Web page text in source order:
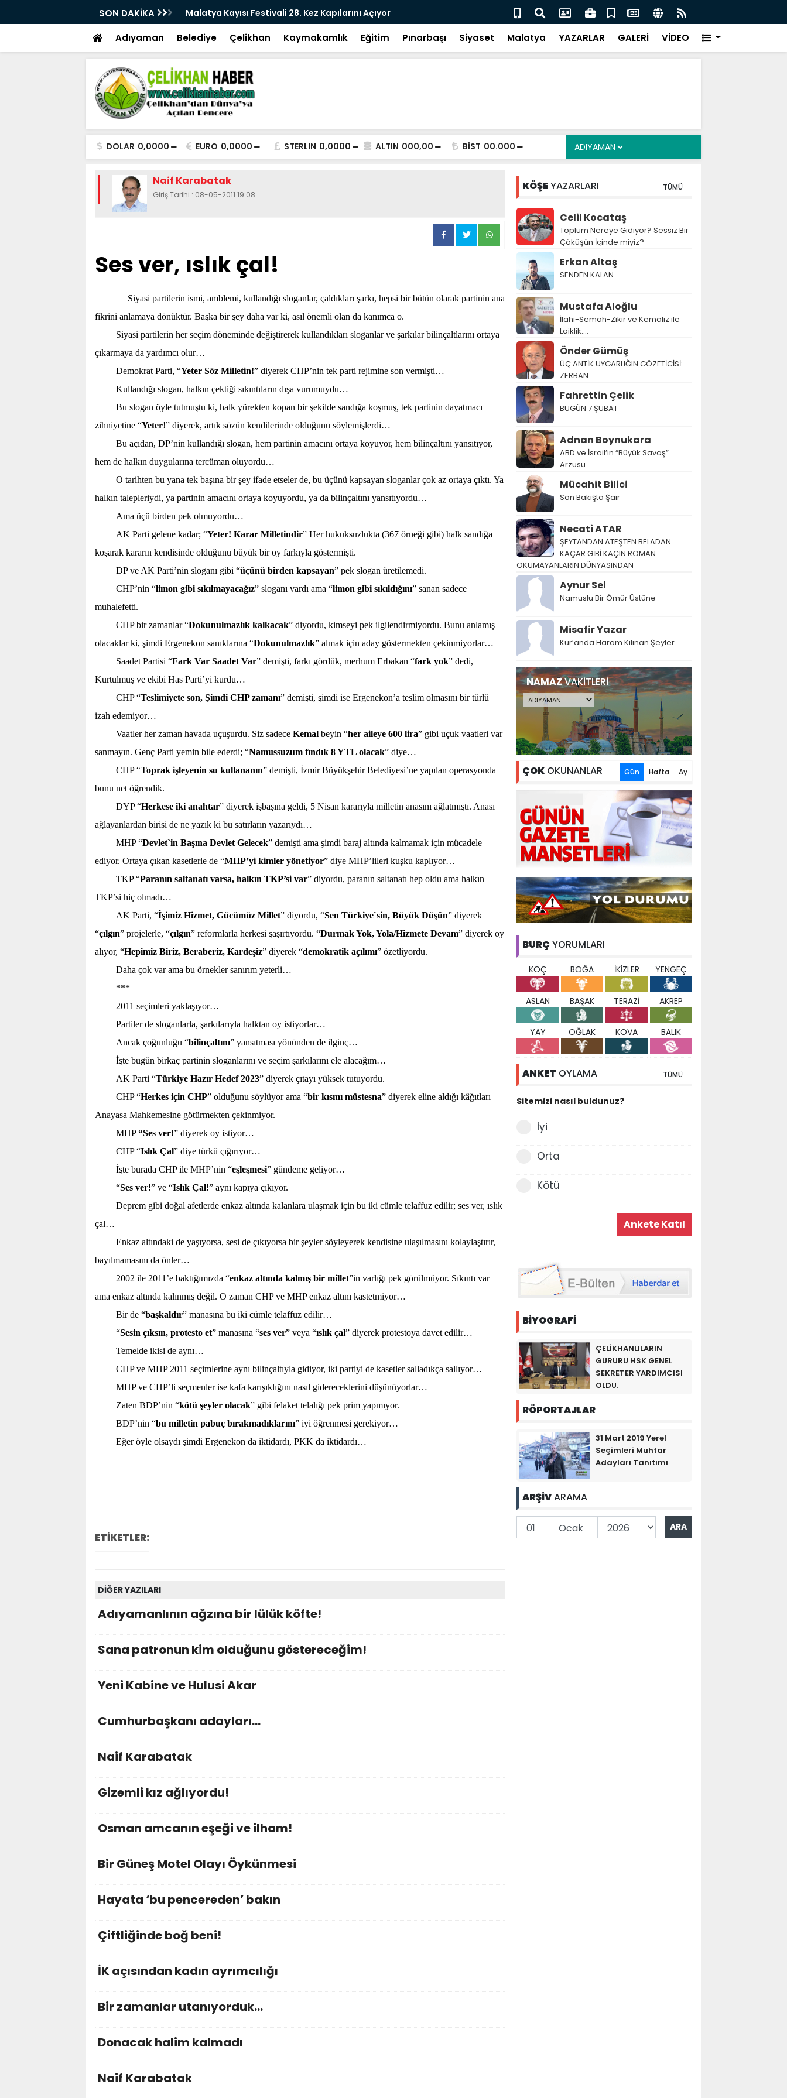
SON DAKİKA
Kez Kapılarını Açıyor Vesayetten Siyasete: DEM Parti’nin Tarihi Sınavı Milletvekili Alkayış, Cibuti’de diplomatik temaslarda bulundu
Adıyaman Belediye Çelikhan Kaymakamlık Eğitim Pınarbaşı Siyaset Malatya YAZARLAR GALERİ VİDEO
DOLAR 0,0000 EURO 0,0000 STERLIN 0,0000 ALTIN 000,00 BİST 00.000
Naif Karabatak
Giriş Tarihi : 08-05-2011 19:08
Ses ver, ıslık çal!
Siyasi partilerin ismi, amblemi, kullandığı sloganlar, çaldıkları şarkı, hepsi bir bütün olarak partinin ana
fikrini anlamaya dönüktür. Başka bir şey daha var ki, asıl önemli olan da kanımca o.
Siyasi partilerin her seçim döneminde değiştirerek kullandıkları sloganlar ve şarkılar bilinçaltlarını ortaya
çıkarmaya da yardımcı olur…
Demokrat Parti, “Yeter Söz Milletin!” diyerek CHP’nin tek parti rejimine son vermişti…
Kullandığı slogan, halkın çektiği sıkıntıların dışa vurumuydu…
Bu slogan öyle tutmuştu ki, halk yürekten kopan bir şekilde sandığa koşmuş, tek partinin dayatmacı
zihniyetine “Yeter!” diyerek, artık sözün kendilerinde olduğunu söylemişlerdi…
Bu açıdan, DP’nin kullandığı slogan, hem partinin amacını ortaya koyuyor, hem bilinçaltını yansıtıyor,
hem de halkın duygularına tercüman oluyordu…
O tarihten bu yana tek başına bir şey ifade etseler de, bu üçünü kapsayan sloganlar çok az ortaya çıktı. Ya
halkın talepleriydi, ya partinin amacını ortaya koyuyordu, ya da bilinçaltını yansıtıyordu…
Ama üçü birden pek olmuyordu…
AK Parti gelene kadar; “Yeter! Karar Milletindir” Her hukuksuzlukta (367 örneği gibi) halk sandığa
koşarak kararın kendisinde olduğunu büyük bir oy farkıyla göstermişti.
DP ve AK Parti’nin sloganı gibi “üçünü birden kapsayan” pek slogan üretilemedi.
CHP’nin “limon gibi sıkılmayacağız” sloganı vardı ama “limon gibi sıkıldığını” sanan sadece
muhalefetti.
CHP bir zamanlar “Dokunulmazlık kalkacak” diyordu, kimseyi pek ilgilendirmiyordu. Bunu anlamış
olacaklar ki, şimdi Ergenekon sanıklarına “Dokunulmazlık” almak için aday göstermekten çekinmiyorlar…
Saadet Partisi “Fark Var Saadet Var” demişti, farkı gördük, merhum Erbakan “fark yok” dedi,
Kurtulmuş ve ekibi Has Parti’yi kurdu…
CHP “Teslimiyete son, Şimdi CHP zamanı” demişti, şimdi ise Ergenekon’a teslim olmasını bir türlü
izah edemiyor…
Vaatler her zaman havada uçuşurdu. Siz sadece Kemal beyin “her aileye 600 lira” gibi uçuk vaatleri var
sanmayın. Genç Parti yemin bile ederdi; “Namussuzum fındık 8 YTL olacak” diye…
CHP “Toprak işleyenin su kullananın” demişti, İzmir Büyükşehir Belediyesi’ne yapılan operasyonda
bunu net öğrendik.
DYP “Herkese iki anahtar” diyerek işbaşına geldi, 5 Nisan kararıyla milletin anasını ağlatmıştı. Anası
ağlayanlardan birisi de ne yazık ki bu satırların yazarıydı…
MHP “Devlet`in Başına Devlet Gelecek” demişti ama şimdi baraj altında kalmamak için mücadele
ediyor. Ortaya çıkan kasetlerle de “MHP’yi kimler yönetiyor” diye MHP’lileri kuşku kaplıyor…
TKP “Paranın saltanatı varsa, halkın TKP’si var” diyordu, paranın saltanatı hep oldu ama halkın
TKP’si hiç olmadı…
AK Parti, “İşimiz Hizmet, Gücümüz Millet” diyordu, “Sen Türkiye`sin, Büyük Düşün” diyerek
“çılgın” projelerle, “çılgın” reformlarla herkesi şaşırtıyordu. “Durmak Yok, Yola/Hizmete Devam” diyerek oy
alıyor, “Hepimiz Biriz, Beraberiz, Kardeşiz” diyerek “demokratik açılımı” özetliyordu.
Daha çok var ama bu örnekler sanırım yeterli…
***
2011 seçimleri yaklaşıyor…
Partiler de sloganlarla, şarkılarıyla halktan oy istiyorlar…
Ancak çoğunluğu “bilinçaltını” yansıtması yönünden de ilginç…
İşte bugün birkaç partinin sloganlarını ve seçim şarkılarını ele alacağım…
AK Parti “Türkiye Hazır Hedef2023” diyerek çıtayı yüksek tutuyordu.
CHP “Herkes için CHP” olduğunu söylüyor ama “bir kısmı müstesna” diyerek eline aldığı kâğıtları
Anayasa Mahkemesine götürmekten çekinmiyor.
MHP“Ses ver!” diyerek oy istiyor…
CHP “Islık Çal” diye türkü çığırıyor…
İşte burada CHP ile MHP’nin “eşleşmesi” gündeme geliyor…
“Ses ver!” ve “Islık Çal!” aynı kapıya çıkıyor.
Deprem gibi doğal afetlerde enkaz altında kalanlara ulaşmak için bu iki cümle telaffuz edilir; ses ver, ıslık
çal…
Enkaz altındaki de yaşıyorsa, sesi de çıkıyorsa bir şeyler söyleyerek kendisine ulaşılmasını kolaylaştırır,
bayılmamasını da önler…
2002 ile 2011’e baktığımızda “enkaz altında kalmış bir millet”in varlığı pek görülmüyor. Sıkıntı var
ama enkaz altında kalınmış değil. O zaman CHP ve MHP enkaz altını kastetmiyor…
Bir de “başkaldır” manasına bu iki cümle telaffuz edilir…
“Sesin çıksın, protesto et” manasına “ses ver” veya “ıslık çal” diyerek protestoya davet edilir…
Temelde ikisi de aynı…
CHP ve MHP 2011 seçimlerine aynı bilinçaltıyla gidiyor, iki partiyi de kasetler salladıkça sallıyor…
MHP ve CHP’li seçmenler ise kafa karışıklığını nasıl gidereceklerini düşünüyorlar…
Zaten BDP’nin “kötü şeyler olacak” gibi felaket telalığı pek prim yapmıyor.
BDP’nin “bu milletin pabuç bırakmadıklarını” iyi öğrenmesi gerekiyor…
Eğer öyle olsaydı şimdi Ergenekon da iktidardı, PKK da iktidardı…
ETİKETLER:
DİĞER YAZILARI
Adıyamanlının ağzına bir lülük köfte!
Sana patronun kim olduğunu göstereceğim!
Yeni Kabine ve Hulusi Akar
Cumhurbaşkanı adayları…
Naif Karabatak
Gizemli kız ağlıyordu!
Osman amcanın eşeği ve ilham!
Bir Güneş Motel Olayı Öykünmesi
Hayata ‘bu pencereden’ bakın
Çiftliğinde boğ beni!
İK açısından kadın ayrımcılığı
Bir zamanlar utanıyorduk…
Donacak halim kalmadı
Naif Karabatak
KÖŞEYAZARLARI TÜMÜ
Celil Kocataş
Toplum Nereye Gidiyor? Sessiz Bir
Çöküşün İçinde miyiz?
Erkan Altaş
SENDEN KALAN
Mustafa Aloğlu
İlahi-Semah-Zikir ve Kemaliz ile
Laiklik….
Önder Gümüş
ÜÇ ANTİK UYGARLIĞIN GÖZETİCİSİ:
ZERBAN
Fahrettin Çelik
BUGÜN 7 ŞUBAT
Adnan Boynukara
ABD ve İsrail’in “Büyük Savaş”
Arzusu
Mücahit Bilici
Son Bakışta Şair
Necati ATAR
ŞEYTANDAN ATEŞTEN BELADAN
KAÇAR GİBİ KAÇIN ROMAN
OKUMAYANLARIN DÜNYASINDAN
Aynur Sel
Namuslu Bir Ömür Üstüne
Misafir Yazar
Kur’anda Haram Kılınan Şeyler
NAMAZVAKİTLERİ
ÇOK OKUNANLAR Gün Hafta Ay
BURÇ YORUMLARI
KOÇ BOĞA İKİZLER YENGEÇ
ASLAN BAŞAK TERAZİ AKREP
YAY OĞLAK KOVA BALIK
ANKET OYLAMA TÜMÜ
Sitemizi nasıl buldunuz?
İyi
Orta
Kötü
BİYOGRAFİ
ÇELİKHANLILARIN
GURURU HSK GENEL
SEKRETER YARDIMCISI
OLDU.
RÖPORTAJLAR
31 Mart 2019 Yerel
Seçimleri Muhtar
Adayları Tanıtımı
ARŞİVARAMA